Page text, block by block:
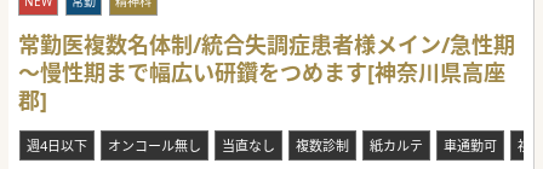
■患者、地域を知り尽くした看護師が診療をサポート、また
地域連携も近隣の複数の病院と連携をとっているため、速や
かな対応が可能です。
【やりがい】
■訪問先の割合は、居宅の方が多く、1日12名程度の訪問が
ございます。施設の場合は、半日20～30名程度です。
■訪問診療が未経験も安心していただけるよう、系列クリニ
ックの院長や在籍医師から受けることができる教育サポート
常勤医複数名体制/統合失調症患者様メイン/急性期
～慢性期まで幅広い研鑽をつめます[神奈川県高座
郡]
週4日以下 オンコール無し 当直なし 複数診制 紙カルテ 車通勤可 祝